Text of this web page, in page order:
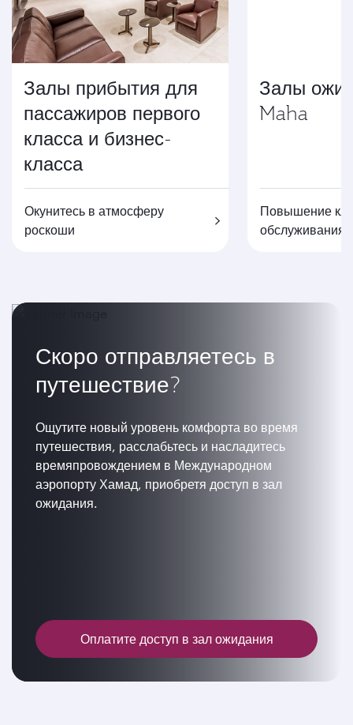
Залы прибытия для
пассажиров первого
класса и бизнес-
класса
Окунитесь в атмосферу
роскоши
Залы
Maha
Повышение
обслуживания
Скоро отправляетесь в
путешествие?
Ощутите новый уровень комфорта во время
путешествия, расслабьтесь и насладитесь
времяпровождением в Международном
аэропорту Хамад, приобретя доступ в зал
ожидания.
Оплатите доступ в зал ожидания